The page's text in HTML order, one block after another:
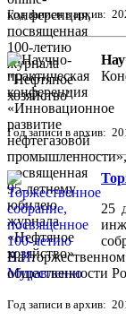
Год записи в архив:
Год записи в архив:
25
На
общественности
Год записи в архив: